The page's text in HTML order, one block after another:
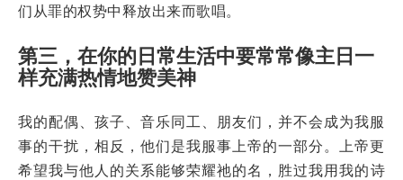
们从罪的权势中释放出来而歌唱。
第三，在你的日常生活中要常常像主日一
样充满热情地赞美神
我的配偶、孩子、音乐同工、朋友们，并不会成为我服
事的干扰，相反，他们是我服事上帝的一部分。上帝更
希望我与他人的关系能够荣耀祂的名，胜过我用我的诗